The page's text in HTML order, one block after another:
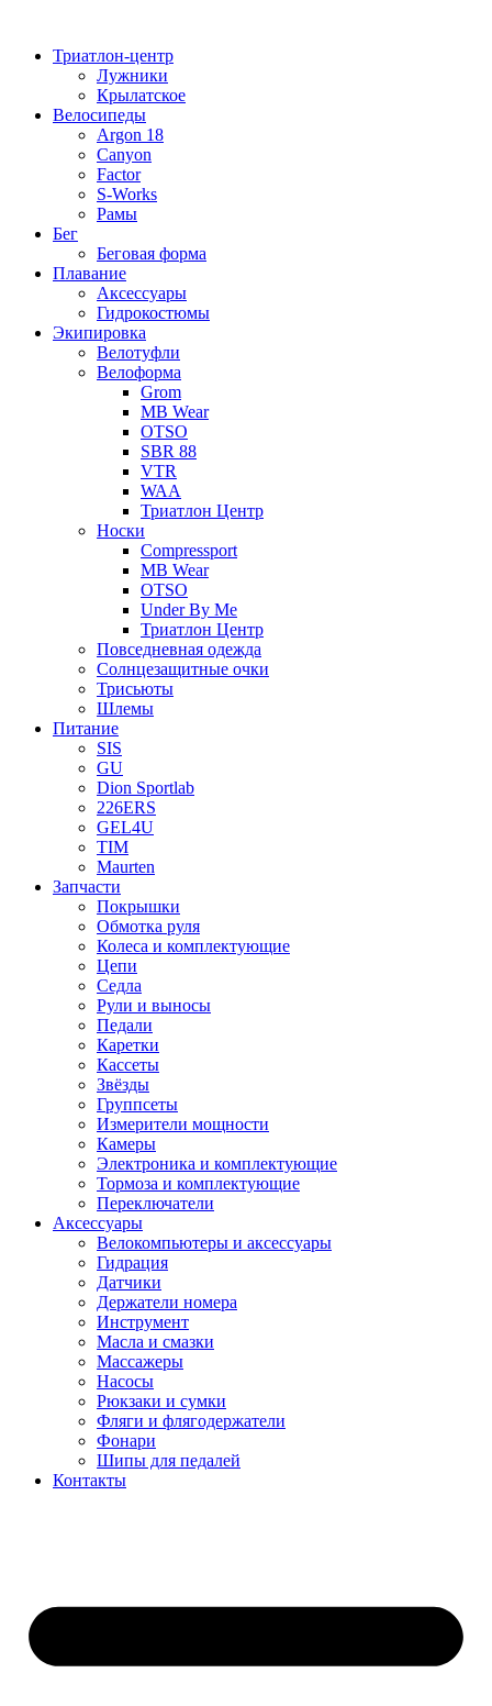
содержимому
Триатлон-центр
Лужники
Крылатское
Велосипеды
Argon 18
Canyon
Factor
S-Works
Рамы
Бег
Беговая форма
Плавание
Аксессуары
Гидрокостюмы
Экипировка
Велотуфли
Велоформа
Grom
MB Wear
OTSO
SBR 88
VTR
WAA
Триатлон Центр
Носки
Compressport
MB Wear
OTSO
Under By Me
Триатлон Центр
Повседневная одежда
Солнцезащитные очки
Трисьюты
Шлемы
Питание
SIS
GU
Dion Sportlab
226ERS
GEL4U
TIM
Maurten
Запчасти
Покрышки
Обмотка руля
Колеса и комплектующие
Цепи
Седла
Рули и выносы
Педали
Каретки
Кассеты
Звёзды
Группсеты
Измерители мощности
Камеры
Электроника и комплектующие
Тормоза и комплектующие
Переключатели
Аксессуары
Велокомпьютеры и аксессуары
Гидрация
Датчики
Держатели номера
Инструмент
Масла и смазки
Массажеры
Насосы
Рюкзаки и сумки
Фляги и флягодержатели
Фонари
Шипы для педалей
Контакты